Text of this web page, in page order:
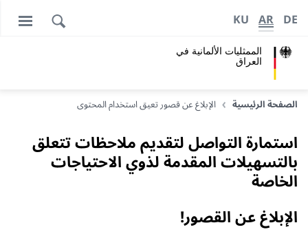
الممثليات الألمانية في
العراق
DE
AR
KU
الصفحة الرئيسية الإبلاغ عن قصور تعيق استخدام المحتوى
استمارة التواصل لتقديم ملاحظات تتعلق
بالتسهيلات المقدمة لذوي الاحتياجات
الخاصة
الإبلاغ عن القصور!